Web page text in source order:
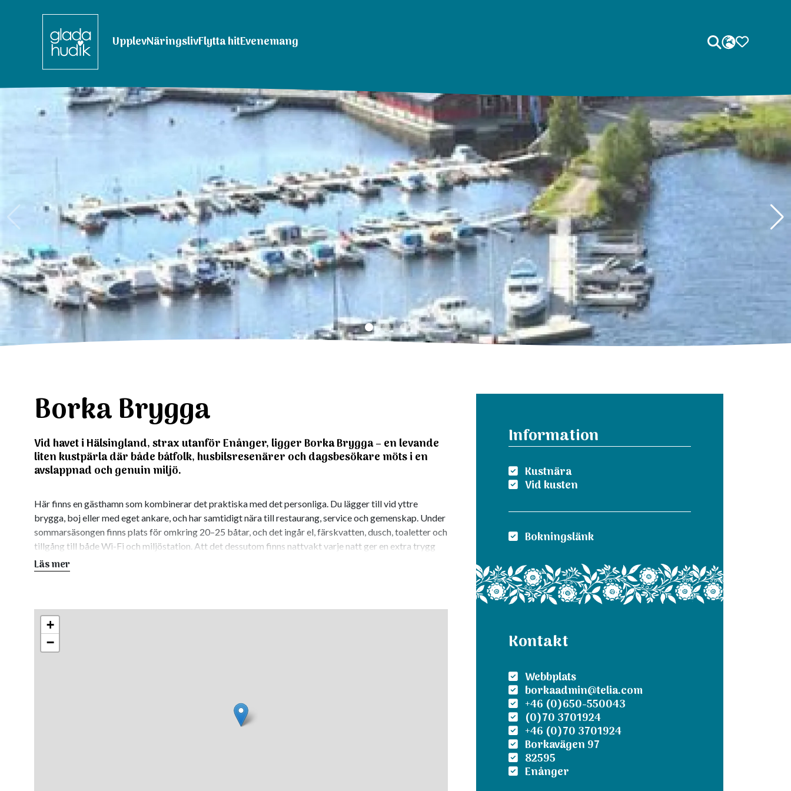
UpplevNäringslivFlytta hitEvenemang
Sök
SPRÅK
Borka Brygga
Vid havet i Hälsingland, strax utanför Enånger, ligger Borka Brygga – en levande
liten kustpärla där både båtfolk, husbilsresenärer och dagsbesökare möts i en
avslappnad och genuin miljö.
Här finns en gästhamn som kombinerar det praktiska med det personliga. Du lägger till vid yttre
brygga, boj eller med eget ankare, och har samtidigt nära till restaurang, service och gemenskap. Under
sommarsäsongen finns plats för omkring 20–25 båtar, och det ingår el, färskvatten, dusch, toaletter och
tillgång till både Wi-Fi och miljöstation. Att det dessutom finns nattvakt varje natt ger en extra trygg
känsla för den som stannar över.
och passar både husbil, husvagn och tält – enkelt, naturnära och okomplicerat.
En av de saker som verkligen gör Borka Brygga speciellt är helheten. Du behöver inte åka någonstans –
Behöver du tanka finns en smidig bil- och båtmack med både bensin (98) och RME-fri diesel –
tillgänglig både från land och direkt från sjösidan. För båtägare finns dessutom praktiska funktioner
Läs mer
+
−
Information
Kustnära
Vid kusten
Bokningslänk
Kontakt
Webbplats
borkaadmin@telia.com
+46 (0)650-550043
(0)70 3701924
+46 (0)70 3701924
Borkavägen 97
82595
Enånger